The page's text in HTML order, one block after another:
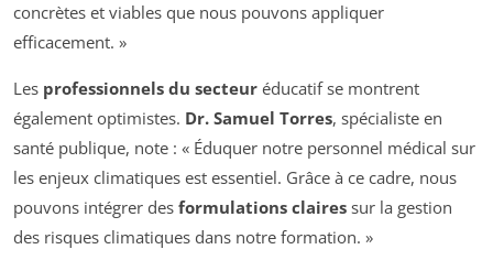
concrètes et viables que nous pouvons appliquer
efficacement. »
Les professionnels du secteur éducatif se montrent
également optimistes. Dr. Samuel Torres, spécialiste en
santé publique, note : « Éduquer notre personnel médical sur
les enjeux climatiques est essentiel. Grâce à ce cadre, nous
pouvons intégrer des formulations claires sur la gestion
des risques climatiques dans notre formation. »